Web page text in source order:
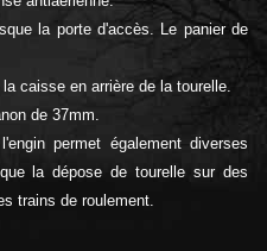
la porte d'accès. Le panier de
caisse en arrière de la tourelle.
de 37mm.
permet également diverses
la dépose de tourelle sur des
trains de roulement.